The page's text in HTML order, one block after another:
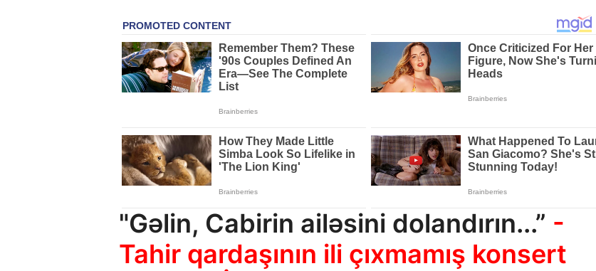
"Gəlin, Cabirin ailəsini dolandırın...” -
Tahir qardaşının ili çıxmamış konsert